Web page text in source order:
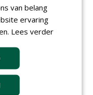
en Uitgeest
zaden
bij
40 uur
van belang
ervaring
Lees verder